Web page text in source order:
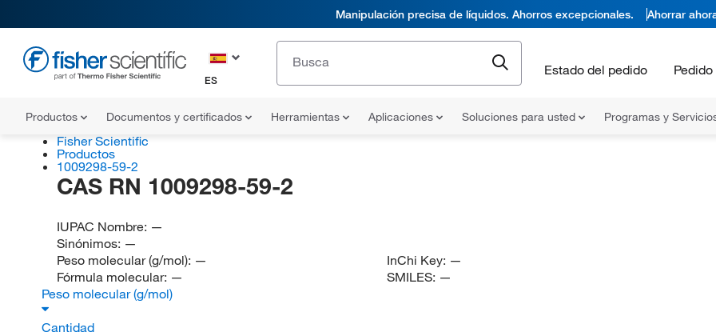
Manipulación precisa de líquidos. Ahorros excepcionales. Ahorrar
ES
Estado del pedido
Productos Documentos y certificados Herramientas Aplicaciones Soluciones para usted Programas y
Fisher Scientific
Productos
1009298-59-2
CAS RN 1009298-59-2
IUPAC Nombre: —
Sinónimos: —
Peso molecular (g/mol): —
Fórmula molecular: —
InChi Key: —
SMILES: —
Peso molecular (g/mol)
Cantidad